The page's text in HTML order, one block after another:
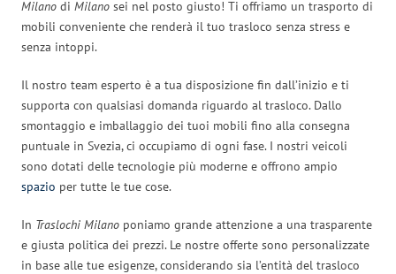
Milano di Milano sei nel posto giusto! Ti offriamo un trasporto di
mobili conveniente che renderà il tuo trasloco senza stress e
senza intoppi.
Il nostro team esperto è a tua disposizione fin dall’inizio e ti
supporta con qualsiasi domanda riguardo al trasloco. Dallo
smontaggio e imballaggio dei tuoi mobili fino alla consegna
puntuale in Svezia, ci occupiamo di ogni fase. I nostri veicoli
sono dotati delle tecnologie più moderne e offrono ampio
spazio per tutte le tue cose.
In Traslochi Milano poniamo grande attenzione a una trasparente
e giusta politica dei prezzi. Le nostre offerte sono personalizzate
in base alle tue esigenze, considerando sia l’entità del trasloco